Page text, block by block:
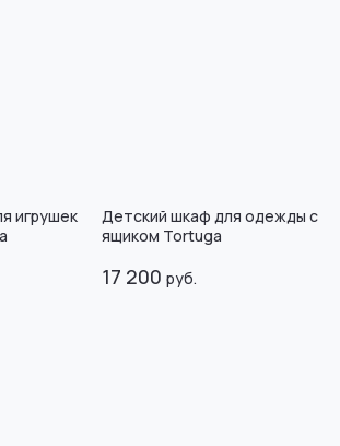
игрушек
Детский шкаф для одежды с
ящиком Tortuga
17 200 руб.